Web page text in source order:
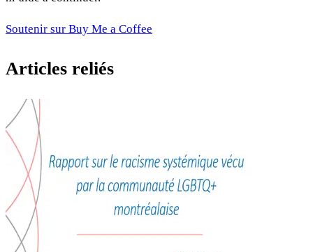
Soutenir sur Buy Me a Coffee
Articles reliés